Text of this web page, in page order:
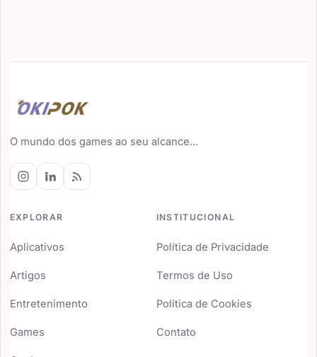
O mundo dos games ao seu alcance...
EXPLORAR
Aplicativos
Artigos
Entretenimento
Games
INSTITUCIONAL
Política de Privacidade
Termos de Uso
Política de Cookies
Contato